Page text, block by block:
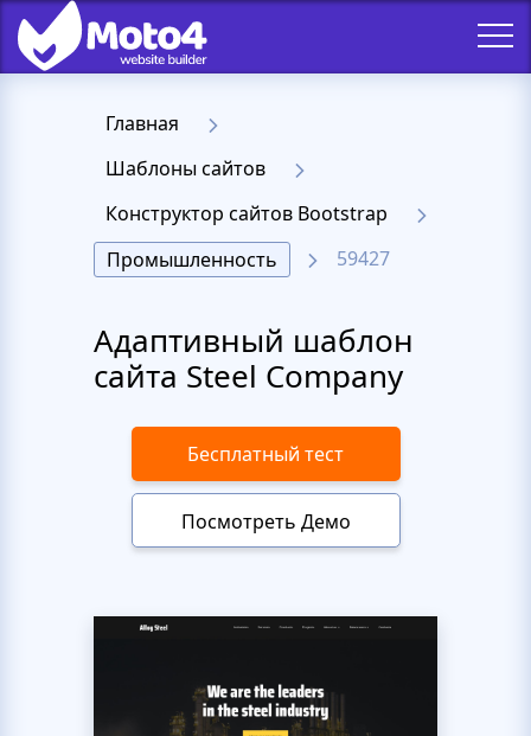
Главная
Шаблоны сайтов
Конструктор сайтов Bootstrap
Промышленность
59427
Адаптивный шаблон
сайта Steel Company
Бесплатный тест
Посмотреть Демо